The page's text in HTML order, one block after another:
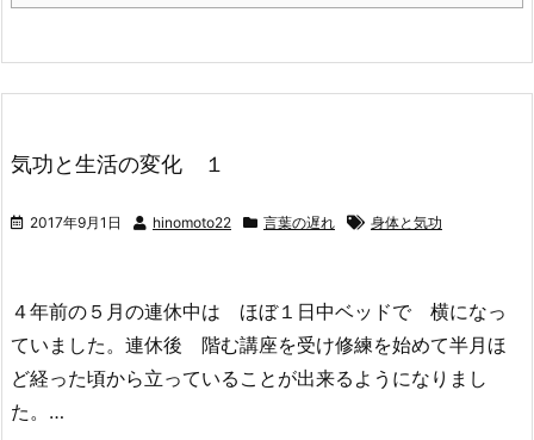
気功と生活の変化 １
2017年9月1日 hinomoto22 言葉の遅れ 身体と気功
４年前の５月の連休中は ほぼ１日中ベッドで 横になっ
ていました。連休後 階む講座を受け修練を始めて半月ほ
ど経った頃から立っていることが出来るようになりまし
た。…